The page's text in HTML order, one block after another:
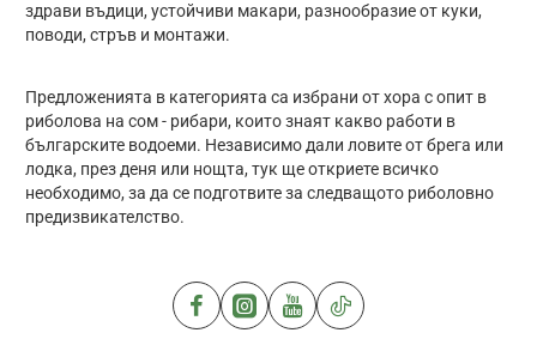
здрави въдици, устойчиви макари, разнообразие от куки,
поводи, стръв и монтажи.
Предложенията в категорията са избрани от хора с опит в
риболова на сом - рибари, които знаят какво работи в
българските водоеми. Независимо дали ловите от брега или
лодка, през деня или нощта, тук ще откриете всичко
необходимо, за да се подготвите за следващото риболовно
предизвикателство.